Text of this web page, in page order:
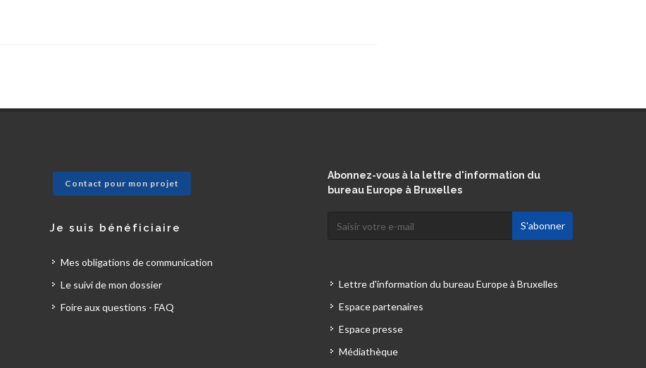
Contact pour mon projet
Je suis bénéficiaire
Mes obligations de communication
Le suivi de mon dossier
Foire aux questions - FAQ
Abonnez-vous à la lettre d'information du
bureau Europe à Bruxelles
Lettre d'information du bureau Europe à Bruxelles
Espace partenaires
Espace presse
Médiathèque